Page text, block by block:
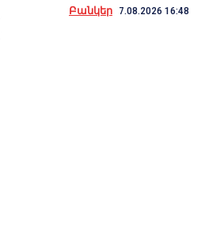
Բանկեր 7.08.2026 16:48